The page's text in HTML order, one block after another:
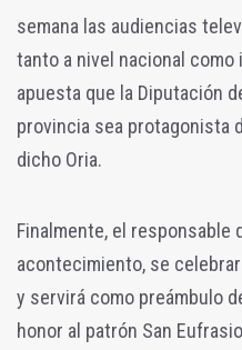
semana las audiencias
tanto a nivel nacional como
apuesta que la Diputación
provincia sea protagonista
dicho Oria.
Finalmente, el responsable
acontecimiento, se
y servirá como preámbulo
honor al patrón San